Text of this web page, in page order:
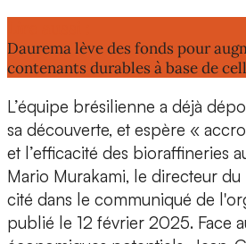
Daurema lève des fonds pour
contenants durables à base de
L’équipe brésilienne a déjà
sa découverte, et espère «
et l’efficacité des bioraffineries
Mario Murakami, le directeur
cité dans le communiqué de
publié le 12 février 2025. Face